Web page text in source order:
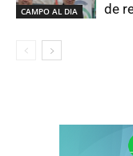
CAMPO AL DIA
de